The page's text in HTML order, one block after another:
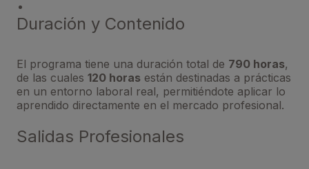
Duración y Contenido
El programa tiene una duración total de 790 horas,
de las cuales 120 horas están destinadas a prácticas
en un entorno laboral real, permitiéndote aplicar lo
aprendido directamente en el mercado profesional.
Salidas Profesionales